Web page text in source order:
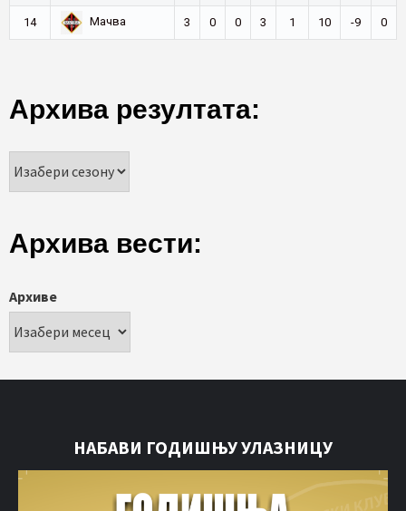
14 Мачва 3 0 0 3 1 10 -9 0
Архива резултата:
Архива вести:
Архиве
НАБАВИ ГОДИШЊУ УЛАЗНИЦУ